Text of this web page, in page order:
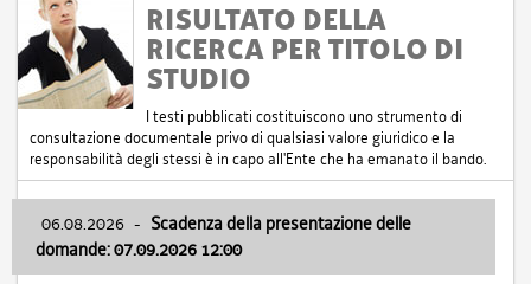
RISULTATO DELLA
RICERCA PER TITOLO DI
STUDIO
I testi pubblicati costituiscono uno strumento di
consultazione documentale privo di qualsiasi valore giuridico e la
responsabilità degli stessi è in capo all'Ente che ha emanato il bando.
06.08.2026 - Scadenza della presentazione delle
domande: 07.09.2026 12:00